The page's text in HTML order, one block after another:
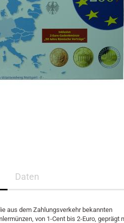
Daten
aus dem Zahlungsverkehr bekannten
von 1-Cent bis 2-Euro, geprägt